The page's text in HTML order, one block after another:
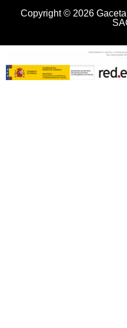
Copyright © 2026